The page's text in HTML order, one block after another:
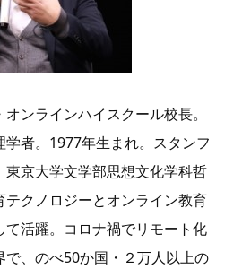
ンラインハイスクール校長。
者。1977年生まれ。スタンフ
東京大学文学部思想文化学科哲
クノロジーとオンライン教育
活躍。コロナ禍でリモート化
、のべ50か国・２万人以上の